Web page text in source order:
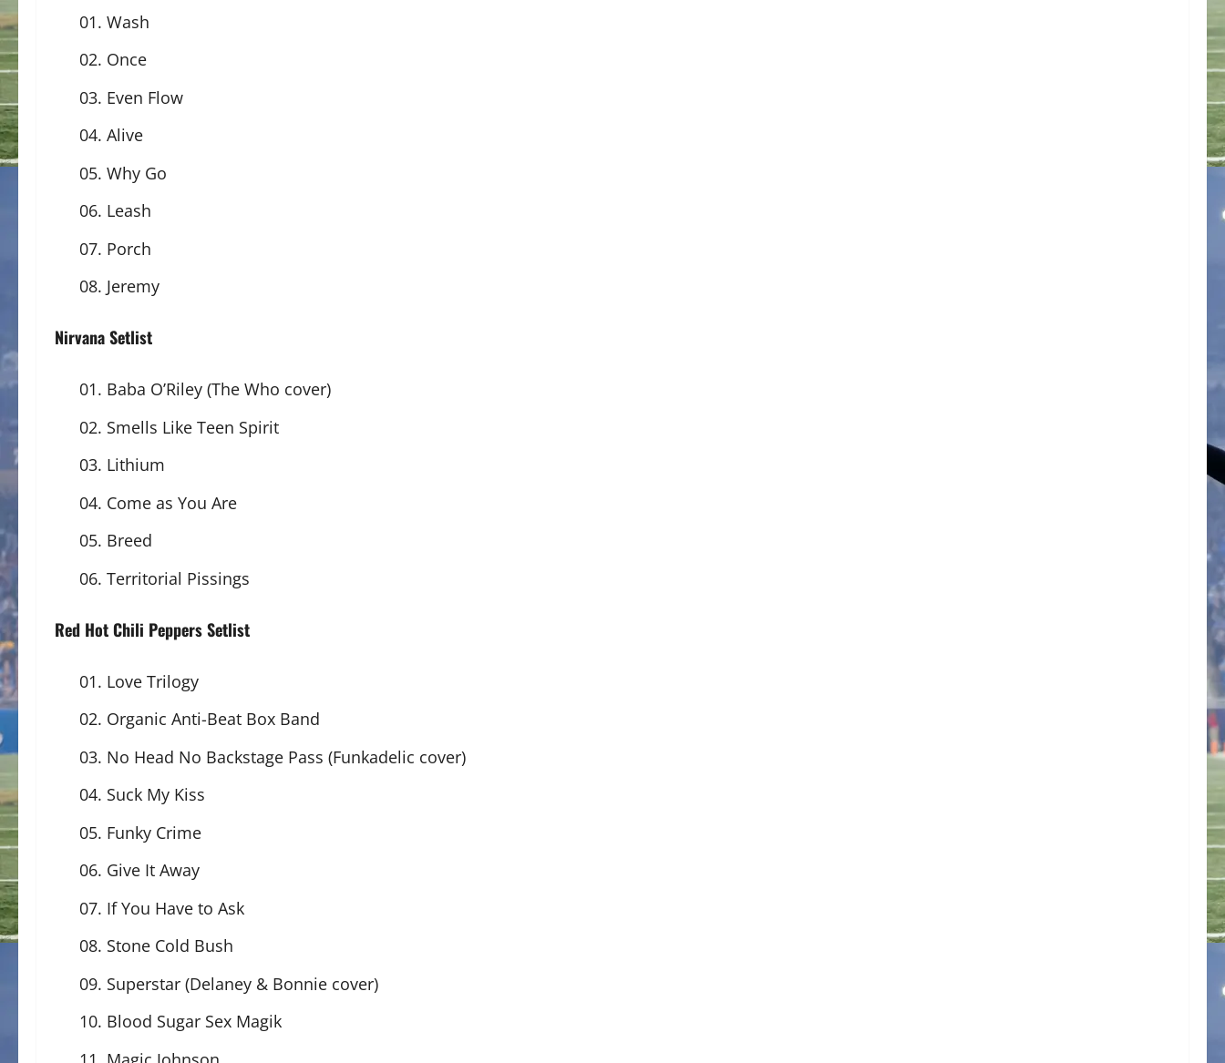
01. Wash
02. Once
03. Even Flow
04. Alive
05. Why Go
06. Leash
07. Porch
08. Jeremy
Nirvana Setlist
01. Baba O’Riley (The Who cover)
02. Smells Like Teen Spirit
03. Lithium
04. Come as You Are
05. Breed
06. Territorial Pissings
Red Hot Chili Peppers Setlist
01. Love Trilogy
02. Organic Anti-Beat Box Band
03. No Head No Backstage Pass (Funkadelic cover)
04. Suck My Kiss
05. Funky Crime
06. Give It Away
07. If You Have to Ask
08. Stone Cold Bush
09. Superstar (Delaney & Bonnie cover)
10. Blood Sugar Sex Magik